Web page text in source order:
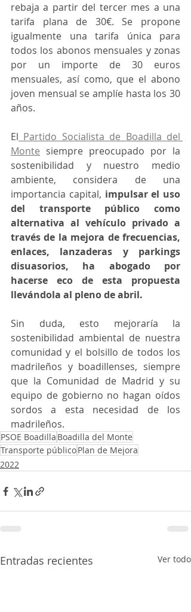
rebaja a partir del tercer mes a una
tarifa plana de 30€. Se propone
igualmente una tarifa única para
todos los abonos mensuales y zonas
por un importe de 30 euros
mensuales, así como, que el abono
joven mensual se amplíe hasta los 30
años.
El Partido Socialista de Boadilla del
Monte siempre preocupado por la
sostenibilidad y nuestro medio
ambiente, considera de una
importancia capital, impulsar el uso
del transporte público como
alternativa al vehículo privado a
través de la mejora de frecuencias,
enlaces, lanzaderas y parkings
disuasorios, ha abogado por
hacerse eco de esta propuesta
llevándola al pleno de abril.
Sin duda, esto mejoraría la
sostenibilidad ambiental de nuestra
comunidad y el bolsillo de todos los
madrileños y boadillenses, siempre
que la Comunidad de Madrid y su
equipo de gobierno no hagan oídos
sordos a esta necesidad de los
madrileños.
PSOE Boadilla Boadilla del Monte
Transporte públicoPlan de Mejora
2022
Entradas recientes Ver todo